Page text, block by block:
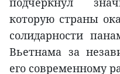
которую страны
солидарности
Вьетнама за
его современному